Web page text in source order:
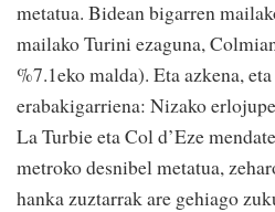
metatua. Bidean bigarren
mailako Turini ezaguna,
%7.1eko malda). Eta azkena,
erabakigarriena: Nizako
La Turbie eta Col d’Eze
metroko desnibel metatua,
hanka zuztarrak are gehiago